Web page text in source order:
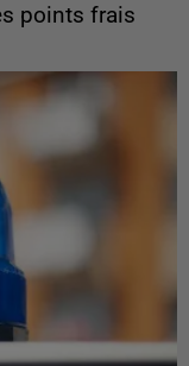
points frais